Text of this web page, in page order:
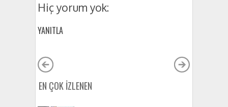
Hiç yorum yok:
YANITLA
EN ÇOK İZLENEN